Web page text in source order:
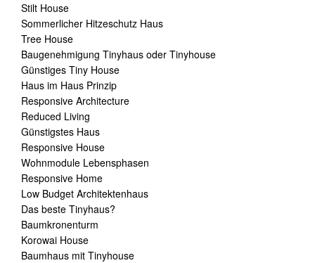
Stilt House
Sommerlicher Hitzeschutz Haus
Tree House
Baugenehmigung Tinyhaus oder Tinyhouse
Günstiges Tiny House
Haus im Haus Prinzip
Responsive Architecture
Reduced Living
Günstigstes Haus
Responsive House
Wohnmodule Lebensphasen
Responsive Home
Low Budget Architektenhaus
Das beste Tinyhaus?
Baumkronenturm
Korowai House
Baumhaus mit Tinyhouse